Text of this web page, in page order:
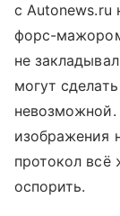
с Autonews.ru
форс-
не
могут
невозможной.
изображения
протокол всё
оспорить.